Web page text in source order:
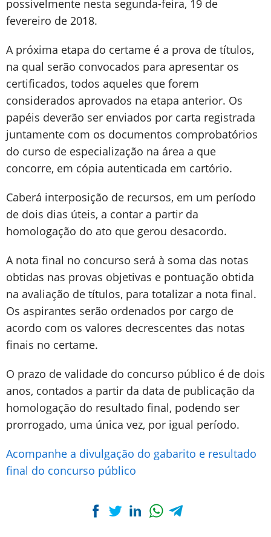
possivelmente nesta segunda-feira, 19 de
fevereiro de 2018.
A próxima etapa do certame é a prova de títulos,
na qual serão convocados para apresentar os
certificados, todos aqueles que forem
considerados aprovados na etapa anterior. Os
papéis deverão ser enviados por carta registrada
juntamente com os documentos comprobatórios
do curso de especialização na área a que
concorre, em cópia autenticada em cartório.
Caberá interposição de recursos, em um período
de dois dias úteis, a contar a partir da
homologação do ato que gerou desacordo.
A nota final no concurso será à soma das notas
obtidas nas provas objetivas e pontuação obtida
na avaliação de títulos, para totalizar a nota final.
Os aspirantes serão ordenados por cargo de
acordo com os valores decrescentes das notas
finais no certame.
O prazo de validade do concurso público é de dois
anos, contados a partir da data de publicação da
homologação do resultado final, podendo ser
prorrogado, uma única vez, por igual período.
Acompanhe a divulgação do gabarito e resultado
final do concurso público